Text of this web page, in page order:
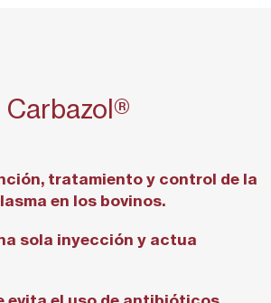
tratamiento y control de la
en los bovinos.
sola inyección y actua